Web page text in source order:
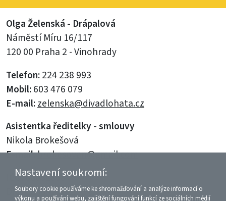
Olga Želenská - Drápalová
Náměstí Míru 16/117
120 00 Praha 2 - Vinohrady
Telefon:224 238 993
Mobil:603 476 079
E-mail:zelenska@divadlohata.cz
Asistentka ředitelky - smlouvy
Nikola Brokešová
E-mail:brokesovan@gmail.com
IČO:66052858
DIČ:CZ6062201112
Nastavení soukromí:
Soubory cookie používáme ke shromažďování a analýze informací o
výkonu a používání webu, zajištění fungování funkcí ze sociálních médií